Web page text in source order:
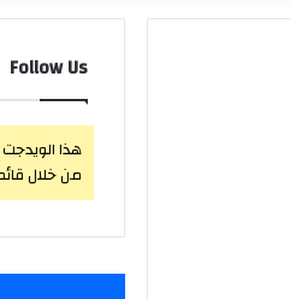
Follow Us
هذا
من خلال